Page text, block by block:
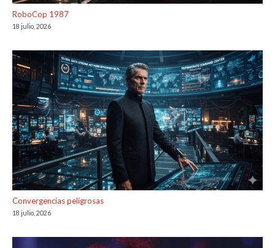
RoboCop 1987
18 julio, 2026
Convergencias peligrosas
18 julio, 2026